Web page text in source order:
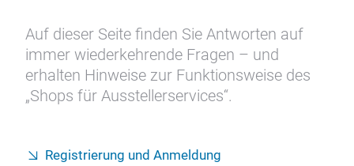
Auf dieser Seite finden Sie Antworten auf
immer wiederkehrende Fragen – und
erhalten Hinweise zur Funktionsweise des
„Shops für Ausstellerservices“.
Registrierung und Anmeldung